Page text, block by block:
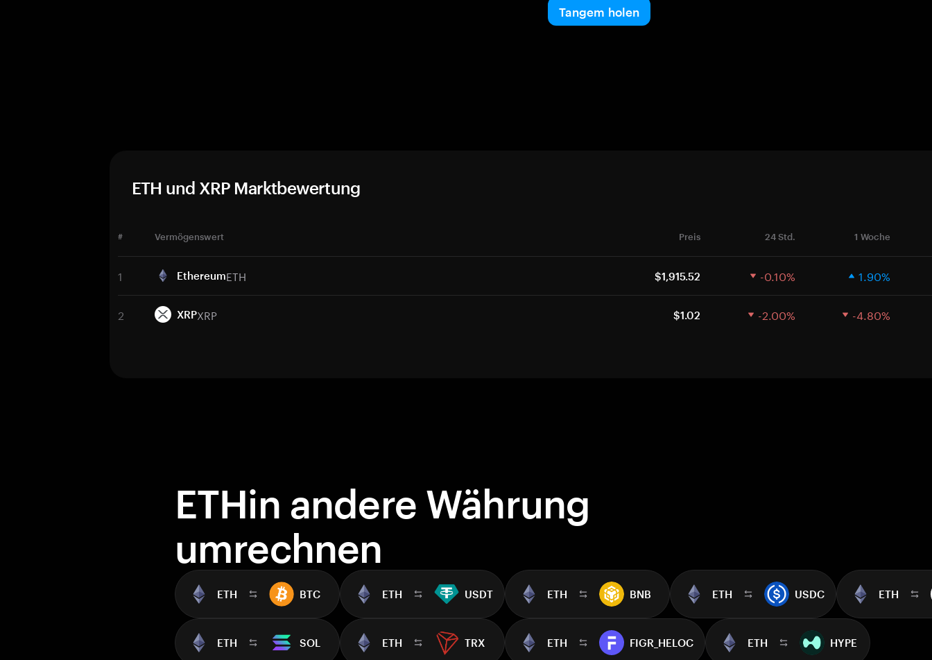
Tangem holen
ETH und XRP Marktbewertung
# Vermögenswert Preis 24 Std. 1 Woche
1 EthereumETH $1,915.52 -0.10% 1.90%
2 XRPXRP $1.02 -2.00% -4.80%
ETHin andere Währung
umrechnen
ETH BTC ETH USDT ETH BNB ETH USDC ETH
ETH SOL ETH TRX ETH FIGR_HELOC ETH HYPE